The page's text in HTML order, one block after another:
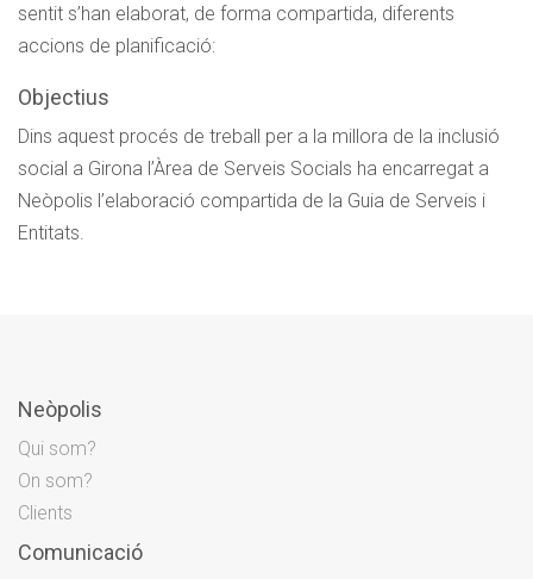
sentit s’han elaborat, de forma compartida, diferents
accions de planificació:
Objectius
Dins aquest procés de treball per a la millora de la inclusió
social a Girona l’Àrea de Serveis Socials ha encarregat a
Neòpolis l’elaboració compartida de la Guia de Serveis i
Entitats.
Neòpolis
Qui som?
On som?
Clients
Comunicació